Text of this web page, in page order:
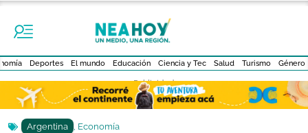
Deportes El mundo Educación Ciencia y Tec Salud Turismo Género
- Publicidad -
Argentina , Economía